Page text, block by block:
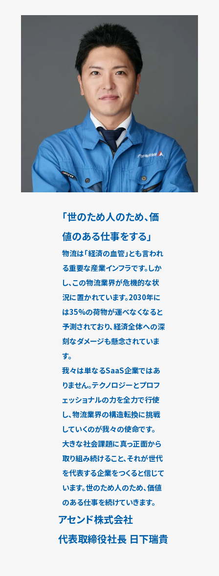
「世のため人のため、価
値のある仕事をする」
物流は「経済の血管」とも言われ
る重要な産業インフラです。しか
し、この物流業界が危機的な状
況に置かれています。2030年に
は35%の荷物が運べなくなると
予測されており、経済全体への深
刻なダメージも懸念されていま
す。
我々は単なるSaaS企業ではあ
りません。テクノロジーとプロフ
ェッショナルの力を全力で行使
し、物流業界の構造転換に挑戦
していくのが我々の使命です。
大きな社会課題に真っ正面から
取り組み続けること、それが世代
を代表する企業をつくると信じて
います。世のため人のため、価値
のある仕事を続けていきます。
アセンド株式会社
代表取締役社長 日下瑞貴